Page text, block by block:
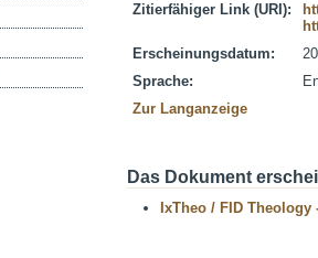
Zitierfähiger Link (URI):
Erscheinungsdatum:
Sprache:
Zur Langanzeige
Das Dokument
IxTheo / FID Theology